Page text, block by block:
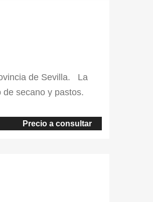
de Sevilla. La
secano y pastos.
3 cuartos
Precio a consultar